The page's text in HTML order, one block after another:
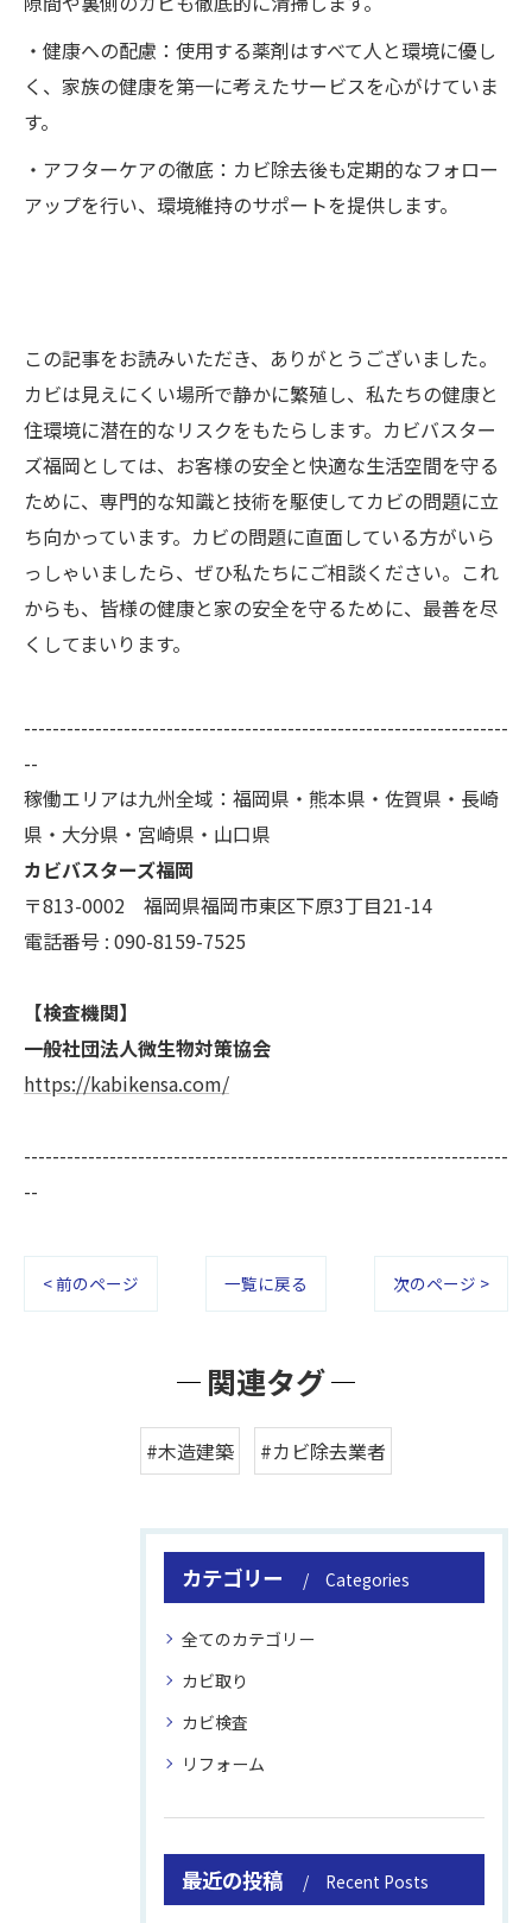
・健康への配慮：使用する薬剤はすべて人と環境に優し
く、家族の健康を第一に考えたサービスを心がけていま
す。
・アフターケアの徹底：カビ除去後も定期的なフォロー
アップを行い、環境維持のサポートを提供します。
この記事をお読みいただき、ありがとうございました。
カビは見えにくい場所で静かに繁殖し、私たちの健康と
住環境に潜在的なリスクをもたらします。カビバスター
ズ福岡としては、お客様の安全と快適な生活空間を守る
ために、専門的な知識と技術を駆使してカビの問題に立
ち向かっています。カビの問題に直面している方がいら
っしゃいましたら、ぜひ私たちにご相談ください。これ
からも、皆様の健康と家の安全を守るために、最善を尽
くしてまいります。
--------------------------------------------------------------------
--
稼働エリアは九州全域：福岡県・熊本県・佐賀県・長崎
県・大分県・宮崎県・山口県
カビバスターズ福岡
〒813-0002 福岡県福岡市東区下原3丁目21-14
電話番号 : 090-8159-7525
【検査機関】
一般社団法人微生物対策協会
https://kabikensa.com/
--------------------------------------------------------------------
--
< 前のページ 一覧に戻る 次のページ >
関連タグ
#木造建築 #カビ除去業者
カテゴリー Categories
全てのカテゴリー
カビ取り
カビ検査
リフォーム
最近の投稿 Recent Posts